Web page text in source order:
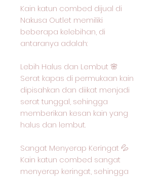
Kain katun combed dijual di
Nakusa Outlet memiliki
beberapa kelebihan, di
antaranya adalah:
Lebih Halus dan Lembut 🌸
Serat kapas di permukaan kain
dipisahkan dan diikat menjadi
serat tunggal, sehingga
memberikan kesan kain yang
halus dan lembut.
Sangat Menyerap Keringat 💦
Kain katun combed sangat
menyerap keringat, sehingga